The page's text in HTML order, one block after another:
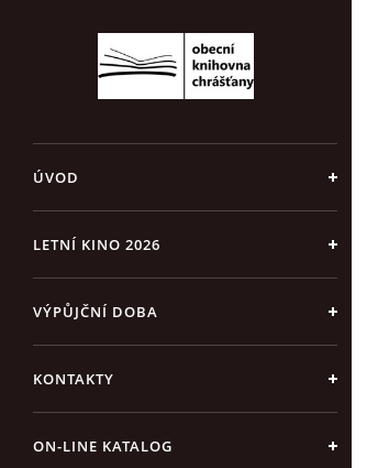
ÚVOD
LETNÍ KINO 2026
VÝPŮJČNÍ DOBA
KONTAKTY
ON-LINE KATALOG